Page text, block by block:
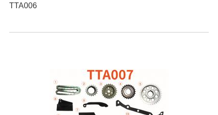
TTA006